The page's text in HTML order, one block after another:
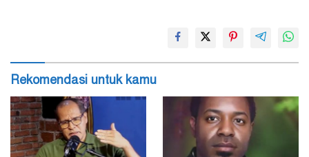
Rekomendasi untuk kamu